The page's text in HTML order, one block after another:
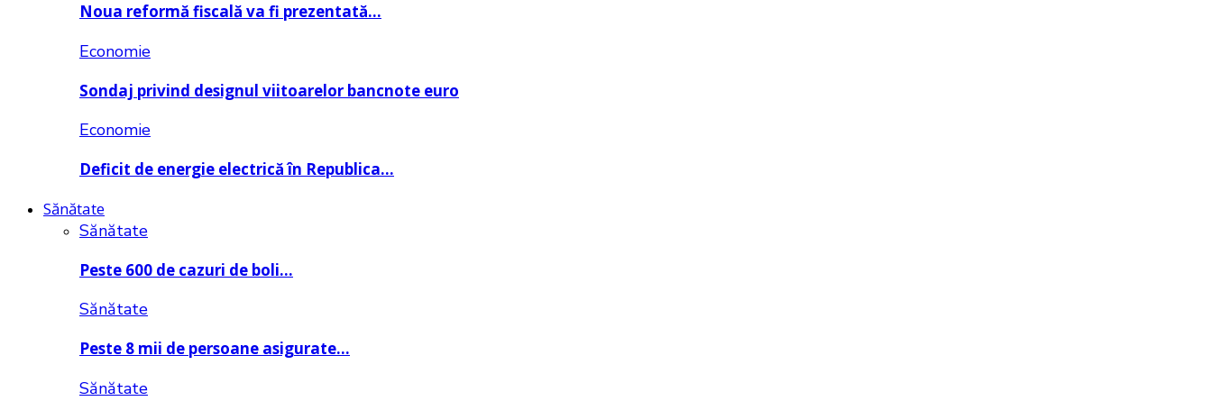
Noua reformă fiscală va fi prezentată…
Economie
Sondaj privind designul viitoarelor bancnote euro
Economie
Deficit de energie electrică în Republica…
Sănătate
Sănătate
Peste 600 de cazuri de boli…
Sănătate
Peste 8 mii de persoane asigurate…
Sănătate